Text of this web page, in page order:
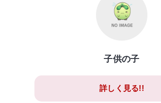
子供の子
詳しく見る!!